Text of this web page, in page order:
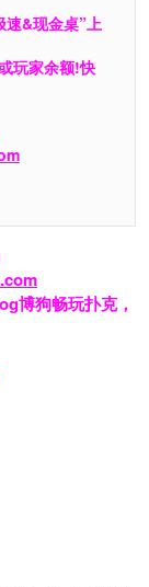
速&现金桌”上
玩家余额!快
博狗畅玩扑克，